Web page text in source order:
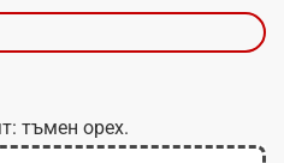
тъмен орех.